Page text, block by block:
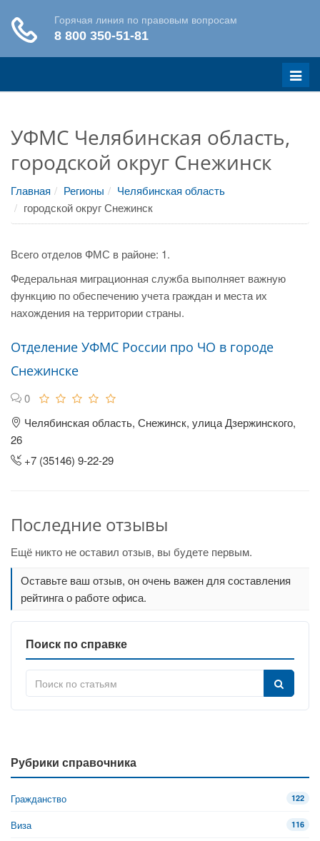
Меню
УФМС Челябинская область,
городской округ Снежинск
Главная Регионы
Челябинская область
городской округ Снежинск
Всего отделов ФМС в районе: 1.
Федеральная миграционная служба выполняет важную
функцию по обеспечению учета граждан и места их
нахождения на территории страны.
Отделение УФМС России про ЧО в городе
Снежинске
0
Челябинская область, Снежинск, улица Дзержинского,
26
+7 (35146) 9-22-29
Последние отзывы
Ещё никто не оставил отзыв, вы будете первым.
Оставьте ваш отзыв, он очень важен для составления
рейтинга о работе офиса.
Поиск по справке
Рубрики справочника
Гражданство 122
Виза 116